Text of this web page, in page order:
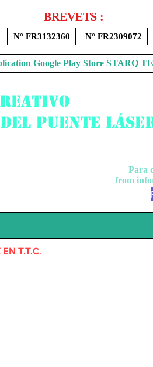
BREVETS :
N° FR3132360 N° FR2309072
puente
Google Play Store STARQ
Para
from
T.T.C.